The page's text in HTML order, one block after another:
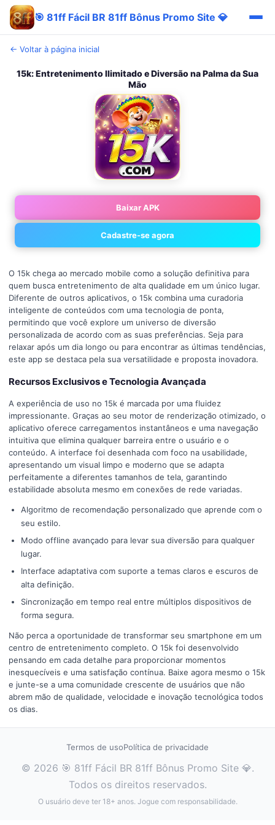
🎯 81ff Fácil BR 81ff Bônus Promo Site 💎
← Voltar à página inicial
15k: Entretenimento Ilimitado e Diversão na Palma da Sua
Mão
Baixar APK
Cadastre-se agora
O 15k chega ao mercado mobile como a solução definitiva para
quem busca entretenimento de alta qualidade em um único lugar.
Diferente de outros aplicativos, o 15k combina uma curadoria
inteligente de conteúdos com uma tecnologia de ponta,
permitindo que você explore um universo de diversão
personalizada de acordo com as suas preferências. Seja para
relaxar após um dia longo ou para encontrar as últimas tendências,
este app se destaca pela sua versatilidade e proposta inovadora.
Recursos Exclusivos e Tecnologia Avançada
A experiência de uso no 15k é marcada por uma fluidez
impressionante. Graças ao seu motor de renderização otimizado, o
aplicativo oferece carregamentos instantâneos e uma navegação
intuitiva que elimina qualquer barreira entre o usuário e o
conteúdo. A interface foi desenhada com foco na usabilidade,
apresentando um visual limpo e moderno que se adapta
perfeitamente a diferentes tamanhos de tela, garantindo
estabilidade absoluta mesmo em conexões de rede variadas.
Algoritmo de recomendação personalizado que aprende com o
seu estilo.
Modo offline avançado para levar sua diversão para qualquer
lugar.
Interface adaptativa com suporte a temas claros e escuros de
alta definição.
Sincronização em tempo real entre múltiplos dispositivos de
forma segura.
Não perca a oportunidade de transformar seu smartphone em um
centro de entretenimento completo. O 15k foi desenvolvido
pensando em cada detalhe para proporcionar momentos
inesquecíveis e uma satisfação contínua. Baixe agora mesmo o 15k
e junte-se a uma comunidade crescente de usuários que não
abrem mão de qualidade, velocidade e inovação tecnológica todos
os dias.
Termos de usoPolítica de privacidade
© 2026 🎯 81ff Fácil BR 81ff Bônus Promo Site 💎.
Todos os direitos reservados.
O usuário deve ter 18+ anos. Jogue com responsabilidade.